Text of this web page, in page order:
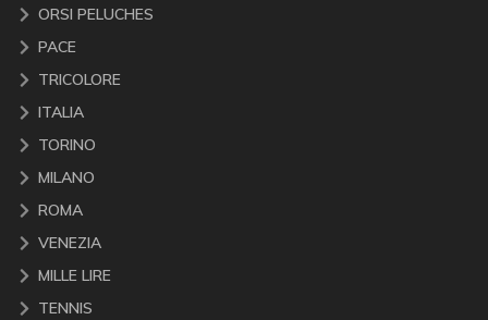
ORSI PELUCHES
PACE
TRICOLORE
ITALIA
TORINO
MILANO
ROMA
VENEZIA
MILLE LIRE
TENNIS